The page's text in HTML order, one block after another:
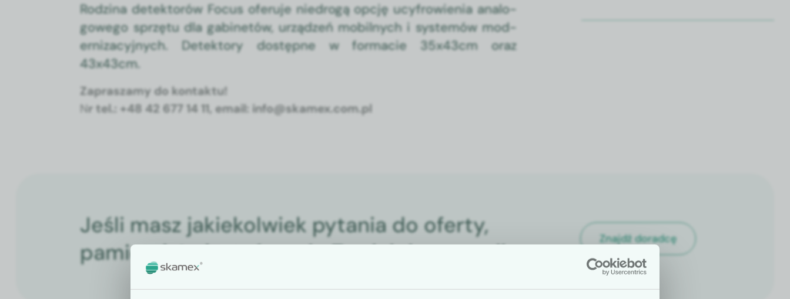
Rodz­i­na detek­torów Focus ofer­u­je niedrogą opcję ucyfrowienia anal­o­
gowego sprzę­tu dla gabi­netów, urządzeń mobil­nych i sys­temów mod­
ern­iza­cyjnych. Detek­to­ry dostęp­ne w for­ma­cie 35x43cm oraz
43x43cm.
Zaprasza­my do kon­tak­tu!
Nr tel.: +48 42 677 14 11, email: info@skamex.com.pl
Jeśli masz jakiekolwiek pytania do oferty,
pamiętaj, że jesteśmy do Twojej dyspozycji.
Znajdź doradcę